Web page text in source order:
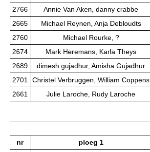
2766
Annie Van Aken, danny crabbe
2665
Michael Reynen, Anja Debloudts
2760
Michael Rourke, ?
2674
Mark Heremans, Karla Theys
2689
dimesh gujadhur, Amisha Gujadhur
2701 Christel Verbruggen, William Coppens
2661
Julie Laroche, Rudy Laroche
nr
ploeg 1